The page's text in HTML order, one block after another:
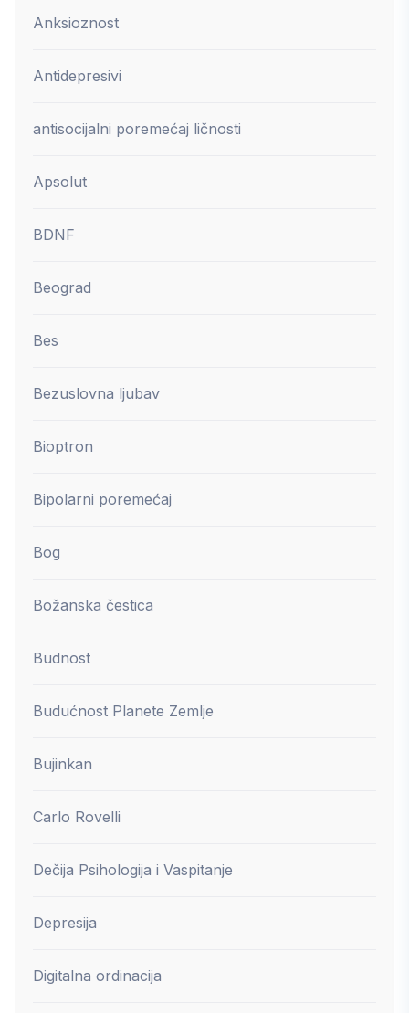
Anksioznost
Antidepresivi
antisocijalni poremećaj ličnosti
Apsolut
BDNF
Beograd
Bes
Bezuslovna ljubav
Bioptron
Bipolarni poremećaj
Bog
Božanska čestica
Budnost
Budućnost Planete Zemlje
Bujinkan
Carlo Rovelli
Dečija Psihologija i Vaspitanje
Depresija
Digitalna ordinacija